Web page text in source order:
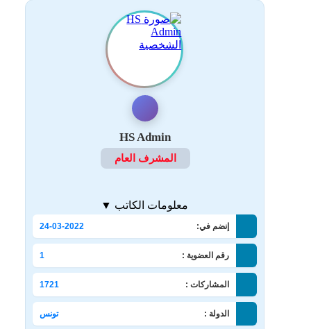
HS Admin
المشرف العام
معلومات الكاتب ▼
إنضم في: 24-03-2022
رقم العضوية : 1
المشاركات : 1721
الدولة : تونس